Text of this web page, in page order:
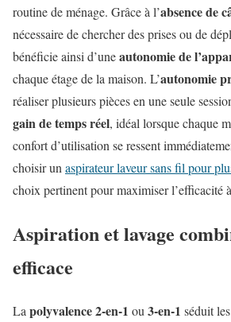
routine de ménage. Grâce à l’absence de
nécessaire de chercher des prises ou de
bénéficie ainsi d’uneautonomie de
chaque étage de la maison. L’autonomie
réaliser plusieurs pièces en une seule
gain de temps réel, idéal lorsque chaque
confort d’utilisation se ressent
choisir unaspirateur laveur sans fil pour
choix pertinent pour maximiser l’efficacité
Aspiration et lavage
efficace
Lapolyvalence 2-en-1 ou3-en-1 séduit